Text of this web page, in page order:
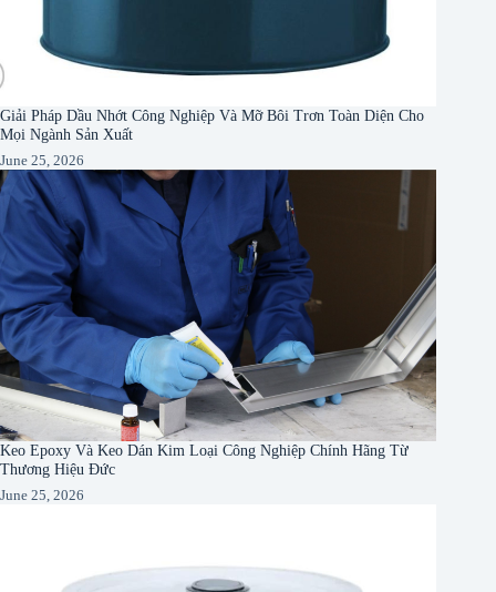
Giải Pháp Dầu Nhớt Công Nghiệp Và Mỡ Bôi Trơn Toàn Diện Cho
Mọi Ngành Sản Xuất
June 25, 2026
Keo Epoxy Và Keo Dán Kim Loại Công Nghiệp Chính Hãng Từ
Thương Hiệu Đức
June 25, 2026